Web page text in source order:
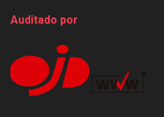
Auditado por